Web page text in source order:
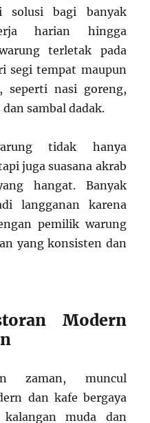
solusi bagi banyak
harian hingga
terletak pada
segi tempat maupun
seperti nasi goreng,
sambal dadak.
tidak hanya
juga suasana akrab
hangat. Banyak
langganan karena
pemilik warung
yang konsisten dan
Modern
zaman, muncul
dan kafe bergaya
muda dan